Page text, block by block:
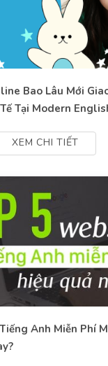
Bao Lâu Mới
Tại Modern
XEM CHI TIẾT
Anh Miễn Phí